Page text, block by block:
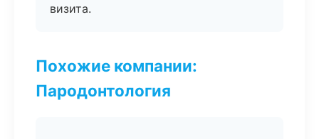
визита.
Похожие компании:
Пародонтология